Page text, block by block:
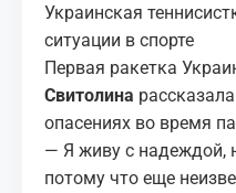
Украинская
ситуации в спорте
Первая ракетка
Свитолина
опасениях во время
— Я живу с надеждой,
потому что еще